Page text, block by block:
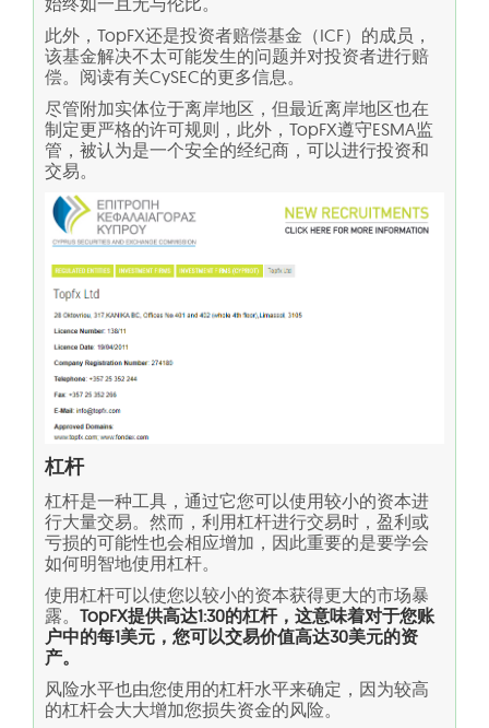
此外，TopFX还是投资者赔偿基金（ICF）的成员，
该基金解决不太可能发生的问题并对投资者进行赔
偿。阅读有关CySEC的更多信息。
尽管附加实体位于离岸地区，但最近离岸地区也在
制定更严格的许可规则，此外，TopFX遵守ESMA监
管，被认为是一个安全的经纪商，可以进行投资和
交易。
杠杆
杠杆是一种工具，通过它您可以使用较小的资本进
行大量交易。然而，利用杠杆进行交易时，盈利或
亏损的可能性也会相应增加，因此重要的是要学会
如何明智地使用杠杆。
使用杠杆可以使您以较小的资本获得更大的市场暴
露。 TopFX提供高达1:30的杠杆，这意味着对于您账
户中的每1美元，您可以交易价值高达30美元的资
产。
风险水平也由您使用的杠杆水平来确定，因为较高
的杠杆会大大增加您损失资金的风险。